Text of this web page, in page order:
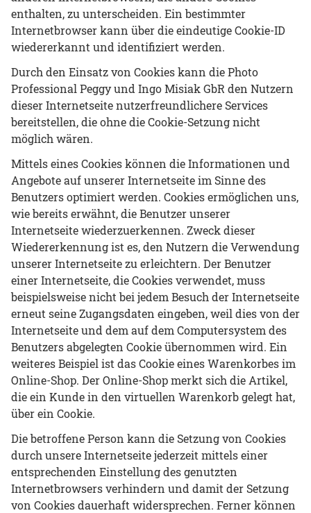
enthalten, zu unterscheiden. Ein bestimmter
Internetbrowser kann über die eindeutige Cookie-ID
wiedererkannt und identifiziert werden.
Durch den Einsatz von Cookies kann die Photo
Professional Peggy und Ingo Misiak GbR den Nutzern
dieser Internetseite nutzerfreundlichere Services
bereitstellen, die ohne die Cookie-Setzung nicht
möglich wären.
Mittels eines Cookies können die Informationen und
Angebote auf unserer Internetseite im Sinne des
Benutzers optimiert werden. Cookies ermöglichen uns,
wie bereits erwähnt, die Benutzer unserer
Internetseite wiederzuerkennen. Zweck dieser
Wiedererkennung ist es, den Nutzern die Verwendung
unserer Internetseite zu erleichtern. Der Benutzer
einer Internetseite, die Cookies verwendet, muss
beispielsweise nicht bei jedem Besuch der Internetseite
erneut seine Zugangsdaten eingeben, weil dies von der
Internetseite und dem auf dem Computersystem des
Benutzers abgelegten Cookie übernommen wird. Ein
weiteres Beispiel ist das Cookie eines Warenkorbes im
Online-Shop. Der Online-Shop merkt sich die Artikel,
die ein Kunde in den virtuellen Warenkorb gelegt hat,
über ein Cookie.
Die betroffene Person kann die Setzung von Cookies
durch unsere Internetseite jederzeit mittels einer
entsprechenden Einstellung des genutzten
Internetbrowsers verhindern und damit der Setzung
von Cookies dauerhaft widersprechen. Ferner können